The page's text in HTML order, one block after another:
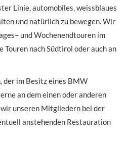
Linie, automobiles, weissblaues
und natürlich zu bewegen. Wir
und Wochenendtouren im
Touren nach Südtirol oder auch an
der im Besitz eines BMW
an dem einen oder anderen
unseren Mitgliedern bei der
anstehenden Restauration